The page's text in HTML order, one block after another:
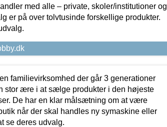
med alle – private, skoler/institutioner og
er på over tolvtusinde forskellige produkter.
familievirksomhed der går 3 generationer
stor ære i at sælge produkter i den højeste
De har en klar målsætning om at være
når der skal handles ny symaskine eller
se deres udvalg.